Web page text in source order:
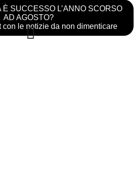
SUCCESSO L’ANNO SCORSO
AD AGOSTO?
con le notizie da non dimenticare